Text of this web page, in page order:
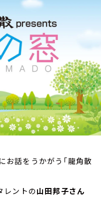
お話をうかがう「龍角散
レントの山田邦子さん